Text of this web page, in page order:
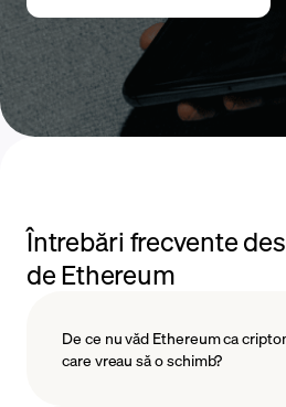
Întrebări frecvente
de Ethereum
De ce nu văd Ethereum ca
care vreau să o schimb?